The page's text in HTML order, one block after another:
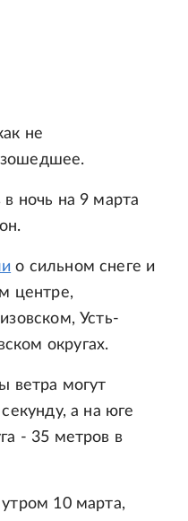
не
ночь на 9 марта
о сильном снеге и
центре,
Усть-
округах.
ветра могут
а на юге
- 35 метров в
10 марта,